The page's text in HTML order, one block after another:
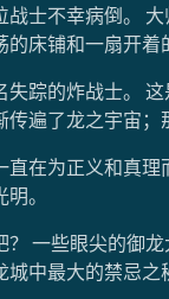
士不幸病倒。
的床铺和一扇开
失踪的炸战士。
遍了龙之宇宙；
直在为正义和真
。
一些眼尖的御
中最大的禁忌之